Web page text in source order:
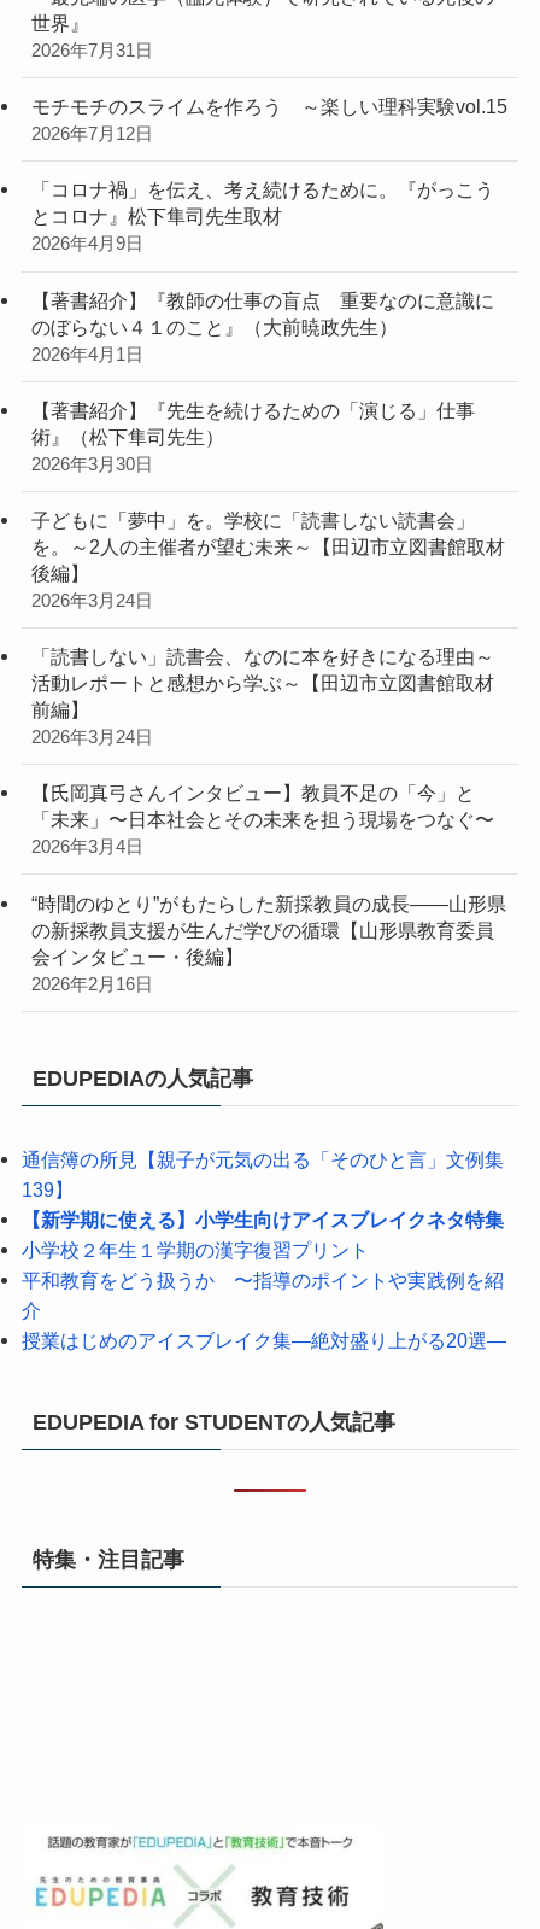
世界』
2026年7月31日
モチモチのスライムを作ろう ～楽しい理科実験vol.15
2026年7月12日
「コロナ禍」を伝え、考え続けるために。『がっこう
とコロナ』松下隼司先生取材
2026年4月9日
【著書紹介】『教師の仕事の盲点 重要なのに意識に
のぼらない４１のこと』（大前暁政先生）
2026年4月1日
【著書紹介】『先生を続けるための「演じる」仕事
術』（松下隼司先生）
2026年3月30日
子どもに「夢中」を。学校に「読書しない読書会」
を。～2人の主催者が望む未来～【田辺市立図書館取材
後編】
2026年3月24日
「読書しない」読書会、なのに本を好きになる理由～
活動レポートと感想から学ぶ～【田辺市立図書館取材
前編】
2026年3月24日
【氏岡真弓さんインタビュー】教員不足の「今」と
「未来」〜日本社会とその未来を担う現場をつなぐ〜
2026年3月4日
“時間のゆとり”がもたらした新採教員の成長――山形県
の新採教員支援が生んだ学びの循環【山形県教育委員
会インタビュー・後編】
2026年2月16日
EDUPEDIAの人気記事
通信簿の所見【親子が元気の出る「そのひと言」文例集
139】
【新学期に使える】小学生向けアイスブレイクネタ特集
小学校２年生１学期の漢字復習プリント
平和教育をどう扱うか 〜指導のポイントや実践例を紹
介
授業はじめのアイスブレイク集―絶対盛り上がる20選―
EDUPEDIA for STUDENTの人気記事
特集・注目記事